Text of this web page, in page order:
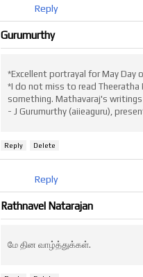
Reply
Gurumurthy
*Excellent portrayal for May Day
*I do not miss to read Theeratha
something. Mathavaraj's writings
- J Gurumurthy (aiieaguru),
Reply Delete
Reply
Rathnavel Natarajan
மே தின வாழ்த்துக்கள்.